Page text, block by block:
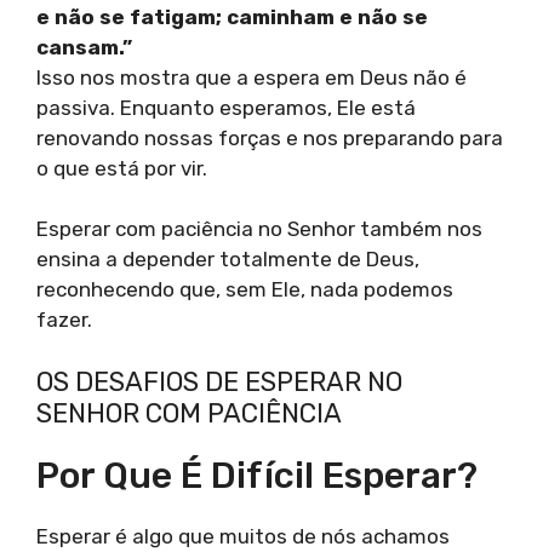
e não se fatigam; caminham e não se
cansam.”
Isso nos mostra que a espera em Deus não é
passiva. Enquanto esperamos, Ele está
renovando nossas forças e nos preparando para
o que está por vir.
Esperar com paciência no Senhor também nos
ensina a depender totalmente de Deus,
reconhecendo que, sem Ele, nada podemos
fazer.
OS DESAFIOS DE ESPERAR NO
SENHOR COM PACIÊNCIA
Por Que É Difícil Esperar?
Esperar é algo que muitos de nós achamos